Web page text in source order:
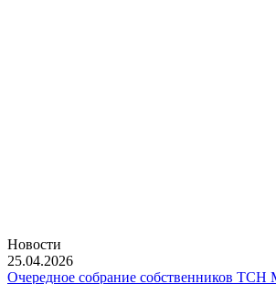
Новости
25.04.2026
Очередное собрание собственников ТСН